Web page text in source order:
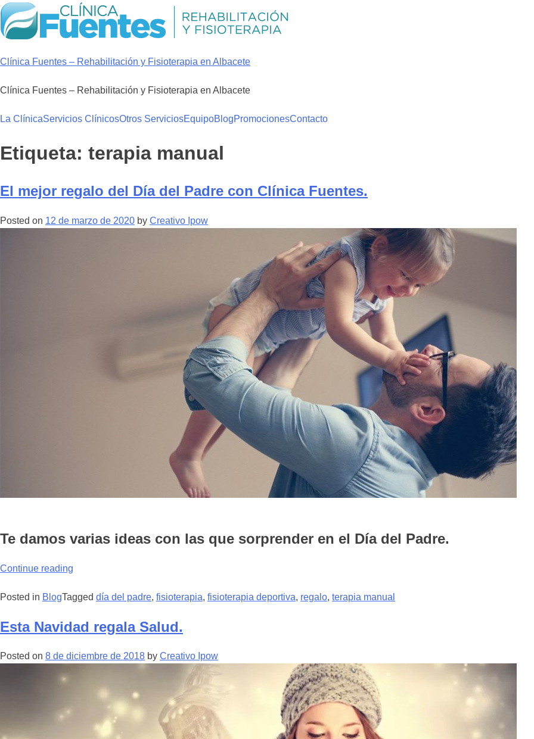
Skip
to
content
Clínica Fuentes – Rehabilitación y Fisioterapia en Albacete
Clínica Fuentes – Rehabilitación y Fisioterapia en Albacete
La ClínicaServicios ClínicosOtros ServiciosEquipoBlogPromocionesContacto
Etiqueta: terapia manual
El mejor regalo del Día del Padre con Clínica Fuentes.
Posted on 12 de marzo de 2020 by Creativo Ipow
Te damos varias ideas con las que sorprender en el Día del Padre.
Continue reading
regalo
Día
Padre
Posted in BlogTagged día del padre, fisioterapia, fisioterapia deportiva, regalo, terapia manual
Esta Navidad regala Salud.
Posted on 8 de diciembre de 2018 by Creativo Ipow